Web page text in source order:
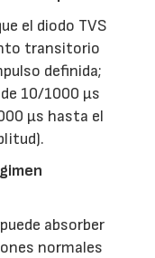
el diodo TVS
transitorio
definida;
10/1000 µs
µs hasta el
absorber
normales